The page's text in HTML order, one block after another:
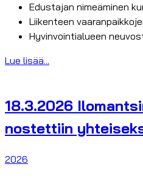
Edustajan nimeäminen
Liikenteen
Hyvinvointialueen
Lue lisää...
18.3.2026
nostettiin
2026